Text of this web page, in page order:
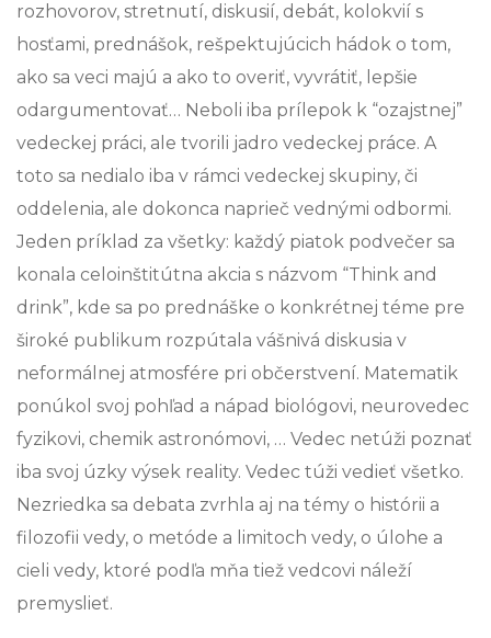
rozhovorov, stretnutí, diskusií, debát, kolokvií s
hosťami, prednášok, rešpektujúcich hádok o tom,
ako sa veci majú a ako to overiť, vyvrátiť, lepšie
odargumentovať… Neboli iba prílepok k “ozajstnej”
vedeckej práci, ale tvorili jadro vedeckej práce. A
toto sa nedialo iba v rámci vedeckej skupiny, či
oddelenia, ale dokonca naprieč vednými odbormi.
Jeden príklad za všetky: každý piatok podvečer sa
konala celoinštitútna akcia s názvom “Think and
drink”, kde sa po prednáške o konkrétnej téme pre
široké publikum rozpútala vášnivá diskusia v
neformálnej atmosfére pri občerstvení. Matematik
ponúkol svoj pohľad a nápad biológovi, neurovedec
fyzikovi, chemik astronómovi, … Vedec netúži poznať
iba svoj úzky výsek reality. Vedec túži vedieť všetko.
Nezriedka sa debata zvrhla aj na témy o histórii a
filozofii vedy, o metóde a limitoch vedy, o úlohe a
cieli vedy, ktoré podľa mňa tiež vedcovi náleží
premyslieť.